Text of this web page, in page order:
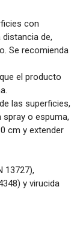
con
de,
Se recomienda
el producto
las superficies,
spray o espuma,
cm y extender
13727),
y virucida